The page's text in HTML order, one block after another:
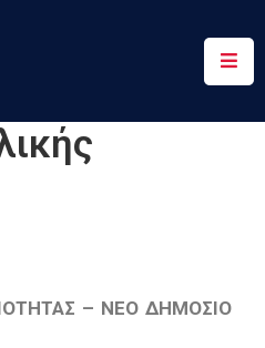
– ΝΕΟ ΔΗΜΟΣΙΟ